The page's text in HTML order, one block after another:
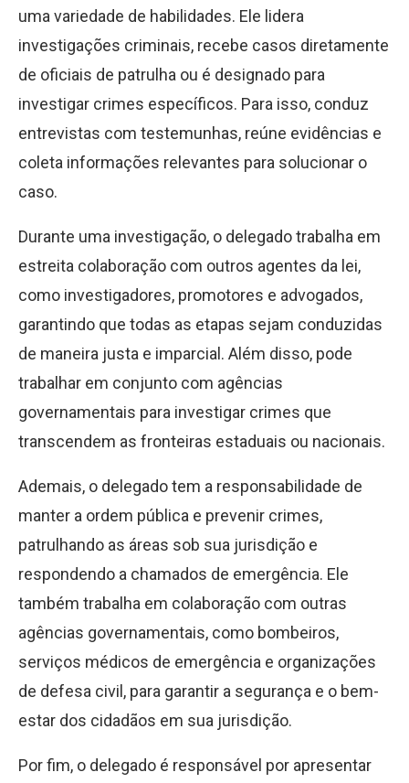
uma variedade de habilidades. Ele lidera
investigações criminais, recebe casos diretamente
de oficiais de patrulha ou é designado para
investigar crimes específicos. Para isso, conduz
entrevistas com testemunhas, reúne evidências e
coleta informações relevantes para solucionar o
caso.
Durante uma investigação, o delegado trabalha em
estreita colaboração com outros agentes da lei,
como investigadores, promotores e advogados,
garantindo que todas as etapas sejam conduzidas
de maneira justa e imparcial. Além disso, pode
trabalhar em conjunto com agências
governamentais para investigar crimes que
transcendem as fronteiras estaduais ou nacionais.
Ademais, o delegado tem a responsabilidade de
manter a ordem pública e prevenir crimes,
patrulhando as áreas sob sua jurisdição e
respondendo a chamados de emergência. Ele
também trabalha em colaboração com outras
agências governamentais, como bombeiros,
serviços médicos de emergência e organizações
de defesa civil, para garantir a segurança e o bem-
estar dos cidadãos em sua jurisdição.
Por fim, o delegado é responsável por apresentar